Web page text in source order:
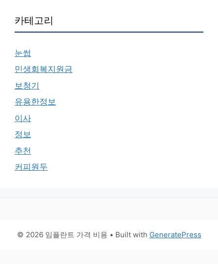
카테고리
눈썹
민생회복지원금
보청기
유용한정보
이사
정보
추천
커피원두
© 2026 임플란트 가격 비용 • Built with GeneratePress